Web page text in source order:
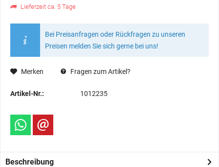
Lieferzeit ca. 5 Tage
Bei Preisanfragen oder Rückfragen zu unseren
Preisen melden Sie sich gerne bei uns!
Merken Fragen zum Artikel?
Artikel-Nr.: 1012235
Beschreibung